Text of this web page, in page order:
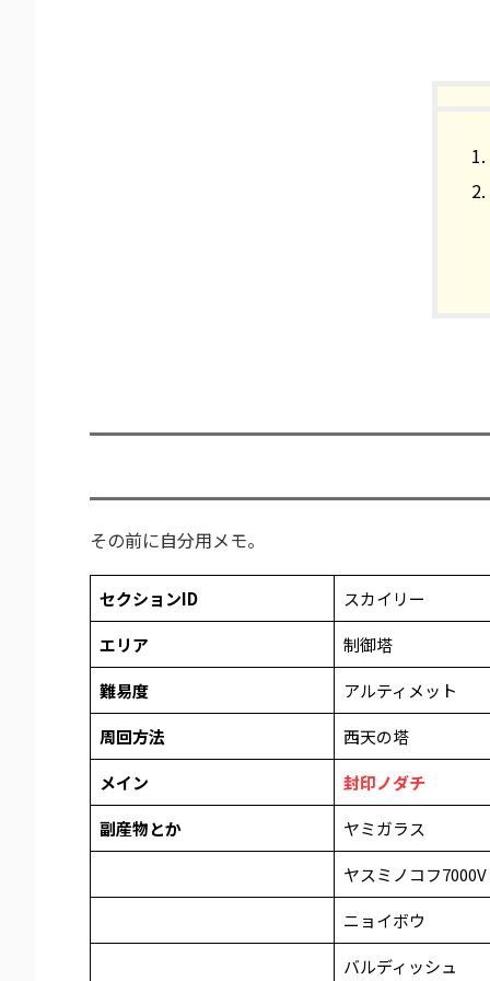
その前に自分用メモ。
セクションID
スカイリー
エリア
制御塔
難易度
アルティメット
周回方法
西天の塔
メイン
封印ノダチ
副産物とか
ヤミガラス
ヤスミノコフ7000V
ニョイボウ
バルディッシュ